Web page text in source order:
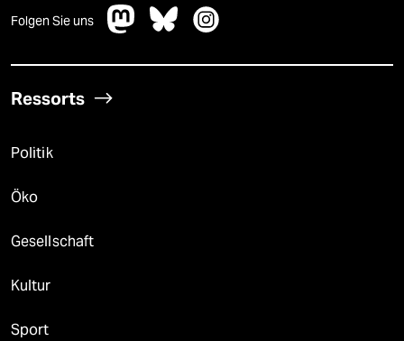
Folgen Sie uns
Ressorts
Politik
Öko
Gesellschaft
Kultur
Sport